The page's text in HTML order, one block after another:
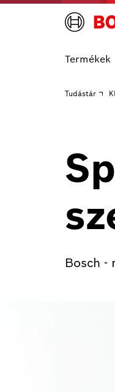
Termékek
Tudástár
Bosch -